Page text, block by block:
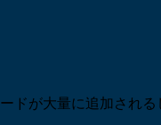
が大量に追加される